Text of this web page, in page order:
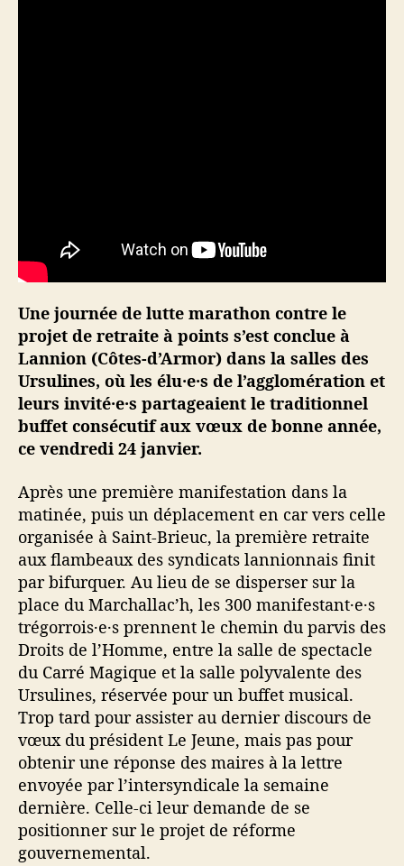
e
t
d
e
a
n
o
n
a
g
l
o
Une journée de lutte marathon contre le
projet de retraite à points s’est conclue à
Lannion (Côtes-d’Armor) dans la salles des
Ursulines, où les élu·e·s de l’agglomération et
leurs invité·e·s partageaient le traditionnel
buffet consécutif aux vœux de bonne année,
ce vendredi 24 janvier.
Après une première manifestation dans la
matinée, puis un déplacement en car vers celle
organisée à Saint-Brieuc, la première retraite
aux flambeaux des syndicats lannionnais finit
par bifurquer. Au lieu de se disperser sur la
place du Marchallac’h, les 300 manifestant·e·s
trégorrois·e·s prennent le chemin du parvis des
Droits de l’Homme, entre la salle de spectacle
du Carré Magique et la salle polyvalente des
Ursulines, réservée pour un buffet musical.
Trop tard pour assister au dernier discours de
vœux du président Le Jeune, mais pas pour
obtenir une réponse des maires à la lettre
envoyée par l’intersyndicale la semaine
dernière. Celle-ci leur demande de se
positionner sur le projet de réforme
gouvernemental.